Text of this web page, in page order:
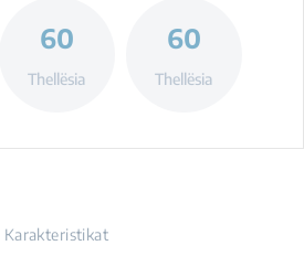
60
Thellësia
60
Thellësia
Karakteristikat